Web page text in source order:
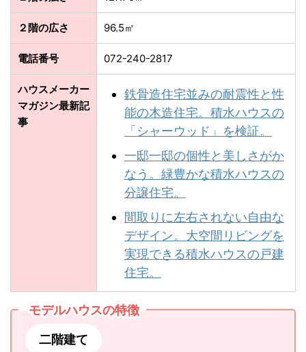
２階の広さ 96.5㎡
電話番号 072-240-2817
ハウスメーカー
マガジン最新記
事
鉄骨造住宅並みの耐震性と性
能の木造住宅。積水ハウスの
「シャーウッド」を検証。
一邸一邸の個性と美しさがか
なう。緑豊かな積⽔ハウスの
分譲住宅。
間取りに左右されない自由な
デザイン。大空間リビングを
実現できる積水ハウスの戸建
住宅。
モデルハウスの特徴
二階建て